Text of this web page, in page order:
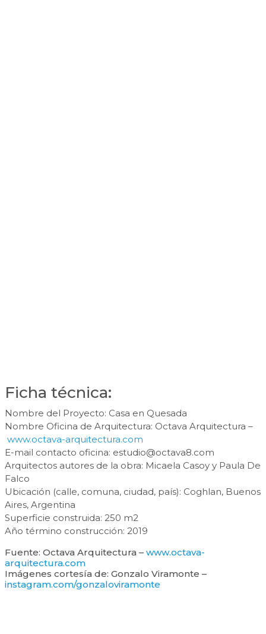
Ficha técnica:
Nombre del Proyecto: Casa en Quesada
Nombre Oficina de Arquitectura: Octava Arquitectura –
www.octava-arquitectura.com
E-mail contacto oficina: estudio@octava8.com
Arquitectos autores de la obra: Micaela Casoy y Paula De
Falco
Ubicación (calle, comuna, ciudad, país): Coghlan, Buenos
Aires, Argentina
Superficie construida: 250 m2
Año término construcción: 2019
Fuente: Octava Arquitectura – www.octava-
arquitectura.com
Imágenes cortesía de: Gonzalo Viramonte –
instagram.com/gonzaloviramonte